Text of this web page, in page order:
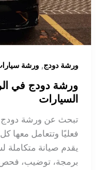
ورشة دودج,ورشة
ورشة دودج في
السيارات
تبحث عن ورشة
فعليًا وتتعامل معها
يقدم صيانة متكاملة
برمجة، توضيب، فحص